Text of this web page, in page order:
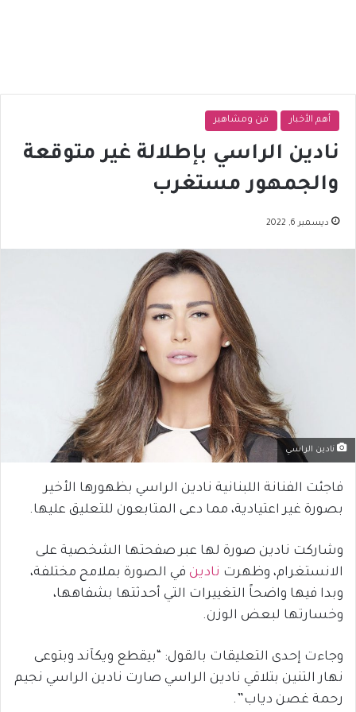
أهم الأخبار فن ومشاهير
نادين الراسي بإطلالة غير متوقعة
والجمهور مستغرب
ديسمبر 6, 2022
نادين الراسي
فاجئت الفنانة اللبنانية نادين الراسي بظهورها الأخير
بصورة غير اعتيادية، مما دعى المتابعون للتعليق عليها.
وشاركت نادين صورة لها عبر صفحتها الشخصية على
الانستغرام، وظهرت نادين في الصورة بملامح مختلفة،
وبدا فيها واضحاً التغييرات التي أحدثتها بشفاهها،
وخسارتها لبعض الوزن.
وجاءت إحدى التعليقات بالقول: “بيقطع ويكآند وبتوعى
نهار التنين بتلاقي نادين الراسي صارت نادين الراسي نجيم
رحمة غصن دياب”.